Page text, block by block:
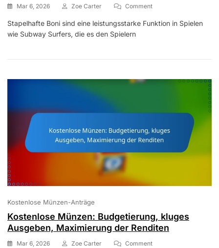
Mar 6, 2026 Zoe Carter CommentOn
Multiplikator:
Stapelhafte Boni sind eine leistungsstarke Funktion in Spielen
wie Subway Surfers, die es den Spielern
Kostenlose Münzen-Anträge
Kostenlose Münzen: Budgetierung, kluges
Ausgeben, Maximierung der Renditen
Mar 6, 2026 Zoe Carter CommentOn